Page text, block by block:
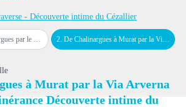
Voir l'image en plein écran
- Découverte intime du Cézallier
Découverte intime du Cézallier) 2 De Chalinargues à Murat par la Via Arverna (étape 2 de l'itinérance Découverte intime du Cézallier)
à Murat par la Via Arverna
Découverte intime du